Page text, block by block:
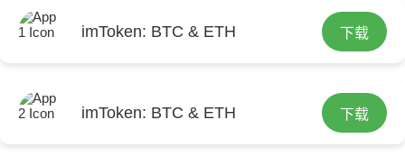
imToken: BTC & ETH 下载
imToken: BTC & ETH 下载